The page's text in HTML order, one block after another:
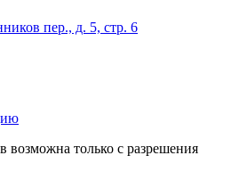
пер., д. 5, стр. 6
возможна только с разрешения